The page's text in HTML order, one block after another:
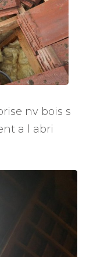
nv bois s
a l abri